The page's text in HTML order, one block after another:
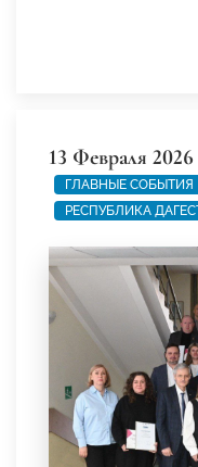
13 Февраля 2026
ГЛАВНЫЕ СОБЫТИЯ
РЕСПУБЛИКА